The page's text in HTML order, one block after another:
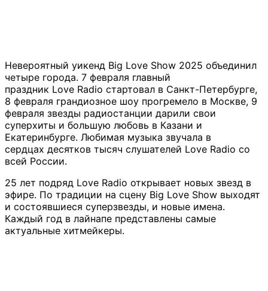
Невероятный уикенд Big Love Show 2025 объединил
четыре города. 7 февраля главный
праздник Love Radio стартовал в Санкт-Петербурге,
8 февраля грандиозное шоу прогремело в Москве, 9
февраля звезды радиостанции дарили свои
суперхиты и большую любовь в Казани и
Екатеринбурге. Любимая музыка звучала в
сердцах десятков тысяч слушателей Love Radio со
всей России.
25 лет подряд Love Radio открывает новых звезд в
эфире. По традиции на сцену Big Love Show выходят
и состоявшиеся суперзвезды, и новые имена.
Каждый год в лайнапе представлены самые
актуальные хитмейкеры.